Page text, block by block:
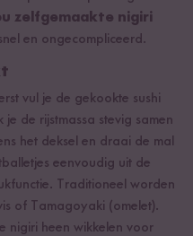
zelfgemaakte nigiri
en ongecompliceerd.
vul je de gekookte sushi
de rijstmassa stevig samen
het deksel en draai de mal
eenvoudig uit de
Traditioneel worden
of Tamagoyaki (omelet).
nigiri heen wikkelen voor